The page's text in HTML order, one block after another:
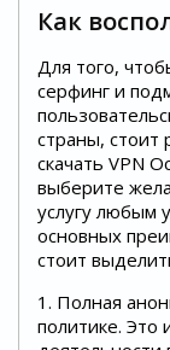
Как
Для того,
серфинг и
страны, стоит
скачать VPN
выберите
услугу любым
основных
стоит
1. Полная
политике. Это